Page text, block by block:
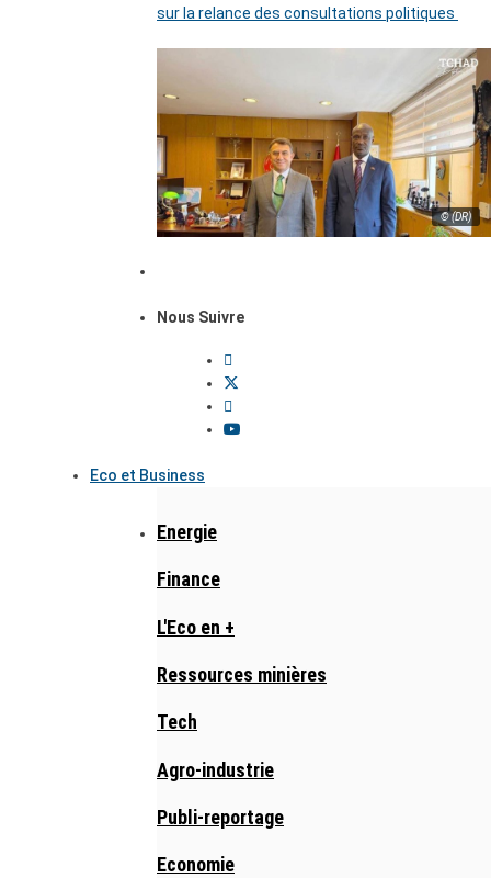
sur la relance des consultations politiques
© (DR)
Nous Suivre
Eco et Business
Energie
Finance
L'Eco en +
Ressources minières
Tech
Agro-industrie
Publi-reportage
Economie